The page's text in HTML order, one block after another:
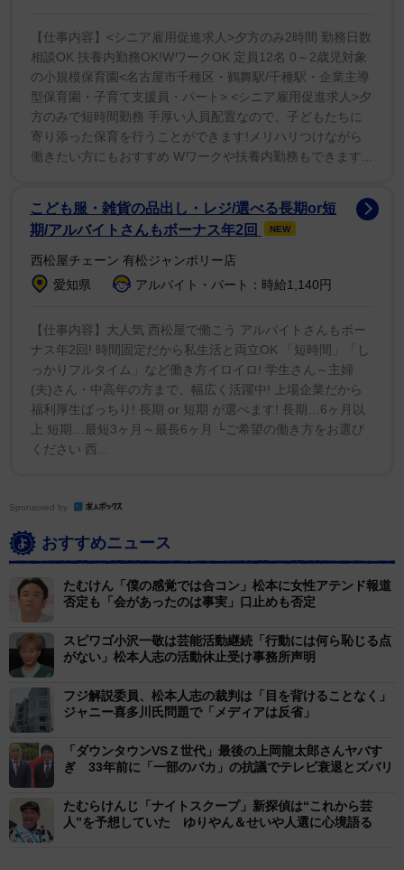
スタジオで見ていた松本人志は驚き、霜降り明星せい
やは「ええっ！言った。ビックリした」と叫んだ。その
後「こちらの映像には一部現代では不適切な表現が含ま
れますが 当時の表現と時代背景を尊重し そのまま放
送いたします」と文言が掲出された。
その後も３度も用語が繰り返され、「音楽の中も低級
なもんだ」「そういうのが分からんようじゃ脳みその出
来具合が元々悪いっていう事になるよ」とメチャクチャ
な言説を言い放った。
この攻めた内容に、Ｘ（旧ツイッター）では「神回す
ぎる」「さすがワイらの水ダウやね」「こんな攻めた番
組なくしたらアカン」「さすがや、そういうとこ大好き
やで」などのコメントが。松本人志が当面の活動休止を
宣言して最初の放送だけに、番組支持する声が多く上が
った。
【仕事内容】<シニア雇用促進求人>夕方のみ2時間 勤務日数
相談OK 扶養内勤務OK!WワークOK 定員12名 0～2歳児対象
の小規模保育園<名古屋市千種区・鶴舞駅/千種駅・企業主導
型保育園・子育て支援員・パート> <シニア雇用促進求人>夕
方のみで短時間勤務 手厚い人員配置なので、子どもたちに
寄り添った保育を行うことができます!メリハリつけながら
働きたい方にもおすすめ Wワークや扶養内勤務もできます...
こども服・雑貨の品出し・レジ/選べる長期or短
期/アルバイトさんもボーナス年2回
NEW
西松屋チェーン 有松ジャンボリー店
愛知県
アルバイト・パート：時給1,140円
【仕事内容】大人気 西松屋で働こう アルバイトさんもボー
ナス年2回! 時間固定だから私生活と両立OK 「短時間」「し
っかりフルタイム」など働き方イロイロ! 学生さん～主婦
(夫)さん・中高年の方まで、幅広く活躍中! 上場企業だから
福利厚生ばっちり! 長期 or 短期 が選べます! 長期…6ヶ月以
上 短期…最短3ヶ月～最長6ヶ月 └ご希望の働き方をお選び
ください 西...
Sponsored by
おすすめニュース
たむけん「僕の感覚では合コン」松本に女性アテンド報道
否定も「会があったのは事実」口止めも否定
スピワゴ小沢一敬は芸能活動継続「行動には何ら恥じる点
がない」松本人志の活動休止受け事務所声明
フジ解説委員、松本人志の裁判は「目を背けることなく」
ジャニー喜多川氏問題で「メディアは反省」
「ダウンタウンVSＺ世代」最後の上岡龍太郎さんヤバす
ぎ 33年前に「一部のバカ」の抗議でテレビ衰退とズバリ
たむらけんじ「ナイトスクープ」新探偵は“これから芸
人”を予想していた ゆりやん＆せいや人選に心境語る